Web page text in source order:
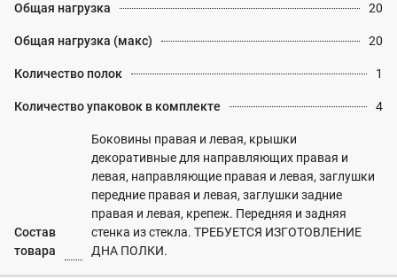
Общая нагрузка 20
Общая нагрузка (макс) 20
Количество полок 1
Количество упаковок в комплекте 4
Состав
товара
Боковины правая и левая, крышки
декоративные для направляющих правая и
левая, направляющие правая и левая, заглушки
передние правая и левая, заглушки задние
правая и левая, крепеж. Передняя и задняя
стенка из стекла. ТРЕБУЕТСЯ ИЗГОТОВЛЕНИЕ
ДНА ПОЛКИ.